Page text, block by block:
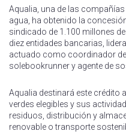
Aqualia, una de las
agua, ha obtenido la
sindicado de 1.100 millones
diez entidades bancarias,
actuado como coordinador
solebookrunner y agente de
Aqualia destinará este crédito
verdes elegibles y sus
residuos, distribución y
renovable o transporte